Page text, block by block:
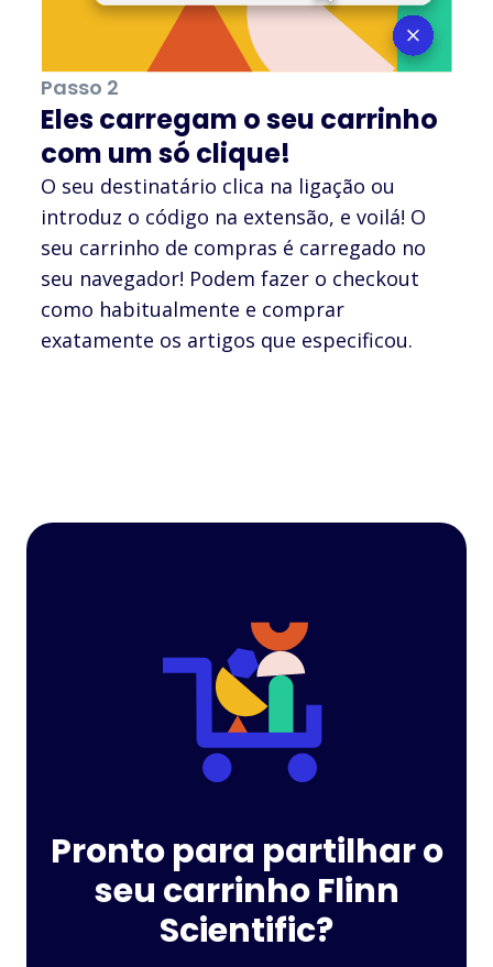
Passo 2
Eles carregam o seu carrinho
com um só clique!
O seu destinatário clica na ligação ou
introduz o código na extensão, e voilá! O
seu carrinho de compras é carregado no
seu navegador! Podem fazer o checkout
como habitualmente e comprar
exatamente os artigos que especificou.
Pronto para partilhar o
seu carrinho Flinn
Scientific?